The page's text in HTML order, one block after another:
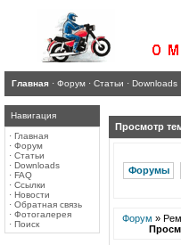
Главная · Форум · Статьи · Downloads
Навигация
· Главная
· Форум
· Статьи
· Downloads
· FAQ
· Ссылки
· Новости
· Обратная связь
· Фотогалерея
· Поиск
Просмотр
Форумы
Форум »